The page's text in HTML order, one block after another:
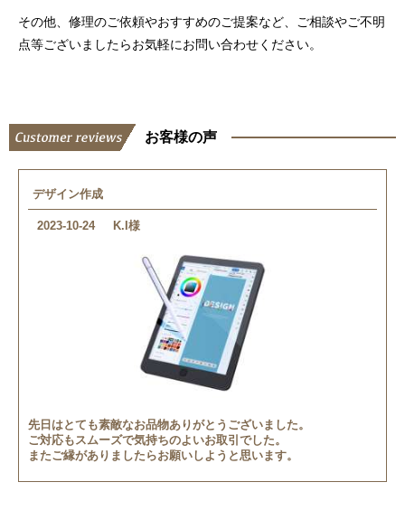
その他、修理のご依頼やおすすめのご提案など、ご相談やご不明
点等ございましたらお気軽にお問い合わせください。
お客様の声
デザイン作成
2023-10-24 K.I様
先日はとても素敵なお品物ありがとうございました。
ご対応もスムーズで気持ちのよいお取引でした。
またご縁がありましたらお願いしようと思います。